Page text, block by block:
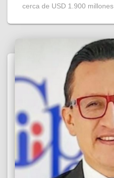
cerca de USD 1.900 millones